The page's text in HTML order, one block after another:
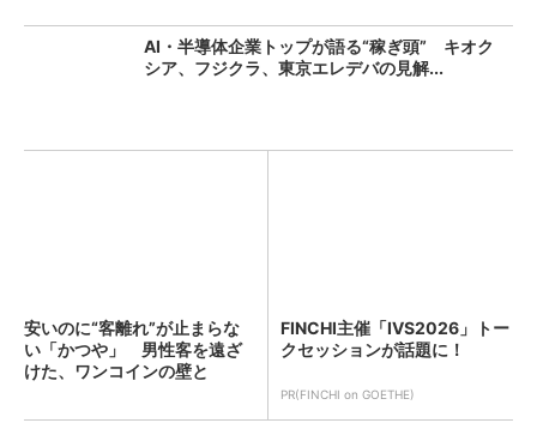
AI・半導体企業トップが語る“稼ぎ頭” キオク
シア、フジクラ、東京エレデバの見解...
安いのに“客離れ”が止まらな
い「かつや」 男性客を遠ざ
けた、ワンコインの壁と
FINCHI主催「IVS2026」トー
クセッションが話題に！
PR(FINCHI on GOETHE)